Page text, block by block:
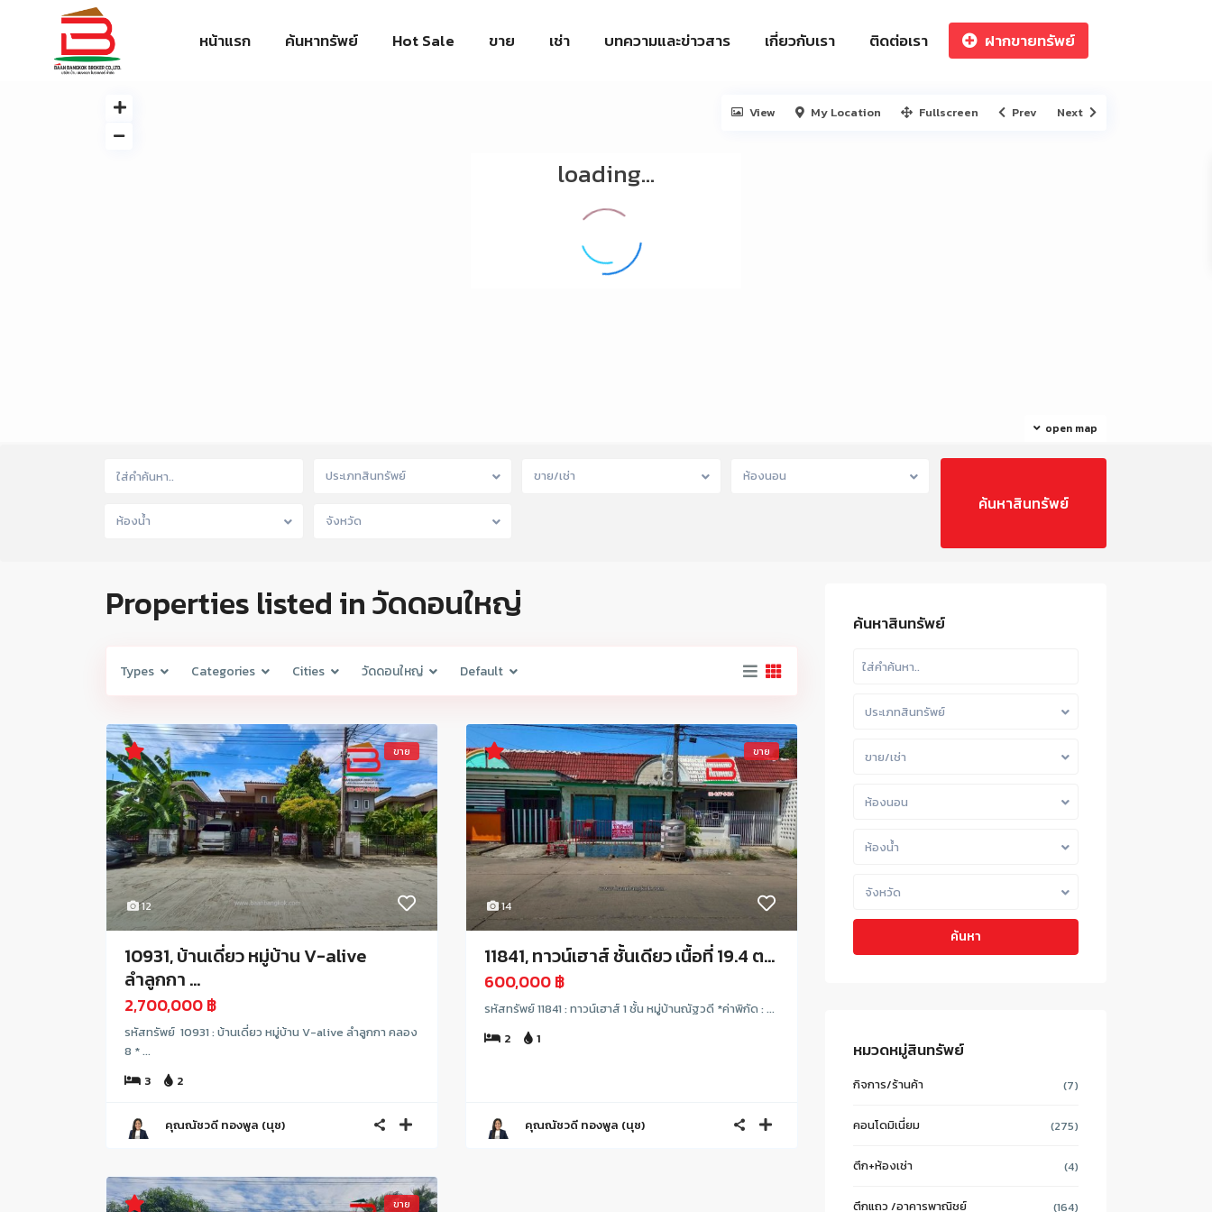
หน้าแรก ค้นหาทรัพย์ Hot Sale ขาย เช่า บทความและข่าวสาร เกี่ยวกับเรา ติดต่อเรา ฝากขายทรัพย์
loading...
open map
View My Location Fullscreen Prev Next
ประเภทสินทรัพย์ ขาย/เช่า ห้องนอน
ห้องน้ำ จังหวัด
Properties listed in วัดดอนใหญ่
Types Categories Cities วัดดอนใหญ่ Default
12
ขาย
10931, บ้านเดี่ยว หมู่บ้าน V-alive
ลำลูกกา ...
2,700,000 ฿
รหัสทรัพย์ 10931 : บ้านเดี่ยว หมู่บ้าน V-alive ลำลูกกา คลอง
8 * ...
3
2
คุณณัชวดี ทองพูล (นุช)
14
ขาย
11841, ทาวน์เฮาส์ ชั้นเดียว เนื้อที่ 19.4 ต...
600,000 ฿
รหัสทรัพย์ 11841 : ทาวน์เฮาส์ 1 ชั้น หมู่บ้านณัฐวดี *ค่าพิกัด : ...
2
1
คุณณัชวดี ทองพูล (นุช)
ขาย
ค้นหาสินทรัพย์
ประเภทสินทรัพย์
ขาย/เช่า
ห้องนอน
ห้องน้ำ
จังหวัด
ค้นหา
หมวดหมู่สินทรัพย์
กิจการ/ร้านค้า (7)
คอนโดมิเนี่ยม (275)
ตึก+ห้องเช่า (4)
ตึกแถว /อาคารพาณิชย์ (164)